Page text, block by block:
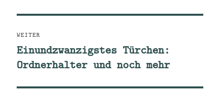
WEITER
Nächster
Beitrag:
Einundzwanzigstes Türchen:
Ordnerhalter und noch mehr